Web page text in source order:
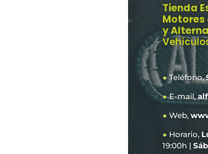
Tienda
Motores
y
●Teléfono,
●E-mail,
● Web,
● Horario,
19:00h |